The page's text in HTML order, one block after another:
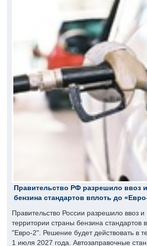
Правительство РФ разрешило ввоз
бензина стандартов вплоть до
Правительство России разрешило ввоз
территории страны бензина стандартов
"Евро-2". Решение будет действовать в
1 июля 2027 года. Автозаправочные